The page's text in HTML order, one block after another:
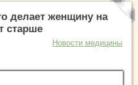
делает женщину на
старше
Новости медицины